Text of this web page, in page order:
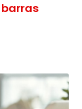
barras